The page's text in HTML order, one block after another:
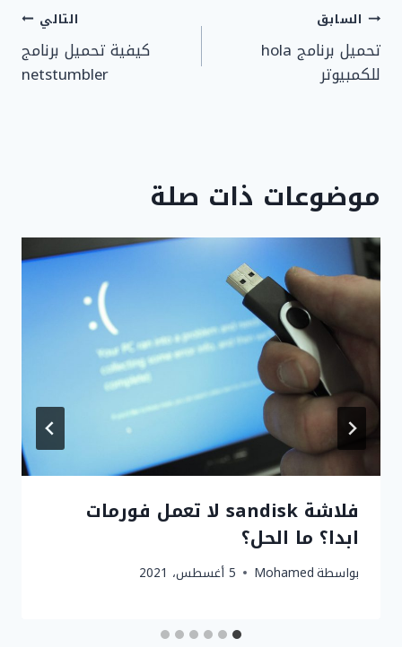
تصفّح
المقالات
السابق
تحميل برنامج hola
للكمبيوتر
التالي
كيفية تحميل برنامج
netstumbler
موضوعات ذات صلة
فلاشة sandisk لا تعمل فورمات
ابدا؟ ما الحل؟
بواسطةMohamed 5 أغسطس، 2021